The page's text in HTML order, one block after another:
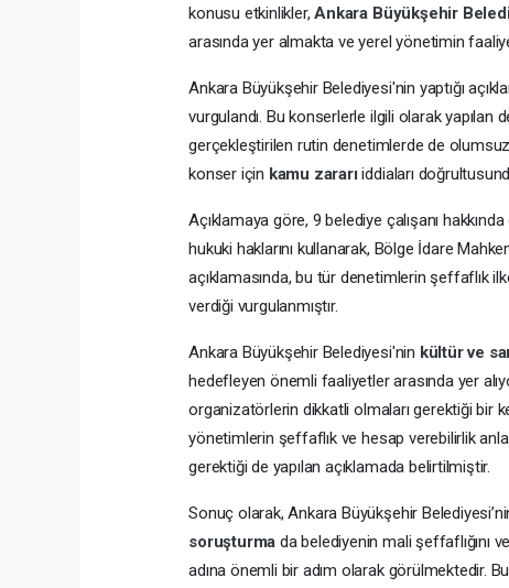
konusu etkinlikler,Ankara Büyükşehir
arasında yer almakta ve yerel yönetimin
Ankara Büyükşehir Belediyesi'nin yaptığı
vurgulandı. Bu konserlerle ilgili olarak yapılan
gerçekleştirilen rutin denetimlerde de
konser için kamu zararıiddiaları
Açıklamaya göre, 9 belediye çalışanı
hukuki haklarını kullanarak, Bölge İdare
açıklamasında, bu tür denetimlerin şeffaflık
verdiği vurgulanmıştır.
Ankara Büyükşehir Belediyesi'nin kültür ve
hedefleyen önemli faaliyetler arasında yer
organizatörlerin dikkatli olmaları gerektiği bir
yönetimlerin şeffaflık ve hesap verebilirlik
gerektiği de yapılan açıklamada belirtilmiştir.
Sonuç olarak, Ankara Büyükşehir
soruşturma da belediyenin mali şeffaflığını
adına önemli bir adım olarak görülmektedir.